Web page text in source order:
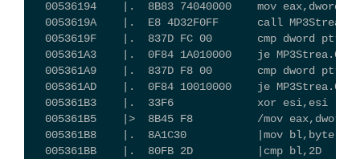
00536194    |.  8B83 74040000    mov eax,dword
0053619A    |.  E8 4D32F0FF      call
0053619F    |.  837D FC 00       cmp dword ptr
005361A3    |.  0F84 1A010000    je
005361A9    |.  837D F8 00       cmp dword ptr
005361AD    |.  0F84 10010000    je
005361B3    |.  33F6             xor esi,esi
005361B5    |>  8B45 F8          /mov eax,dword
005361B8    |.  8A1C30           |mov bl,byte
005361BB    |.  80FB 2D          |cmp bl,2D